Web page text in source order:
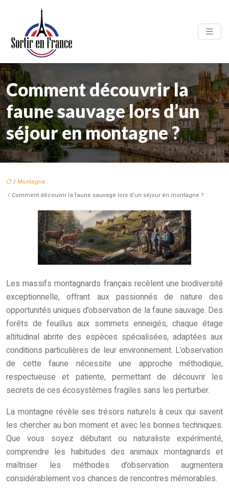
Comment découvrir la
faune sauvage lors d’un
séjour en montagne ?
/ Montagne
/ Comment découvrir la faune sauvage lors d’un séjour en montagne ?
Les massifs montagnards français recèlent une biodiversité
exceptionnelle, offrant aux passionnés de nature des
opportunités uniques d’observation de la faune sauvage. Des
forêts de feuillus aux sommets enneigés, chaque étage
altitudinal abrite des espèces spécialisées, adaptées aux
conditions particulières de leur environnement. L’observation
de cette faune nécessite une approche méthodique,
respectueuse et patiente, permettant de découvrir les
secrets de ces écosystèmes fragiles sans les perturber.
La montagne révèle ses trésors naturels à ceux qui savent
les chercher au bon moment et avec les bonnes techniques.
Que vous soyez débutant ou naturaliste expérimenté,
comprendre les habitudes des animaux montagnards et
maîtriser les méthodes d’observation augmentera
considérablement vos chances de rencontres mémorables.